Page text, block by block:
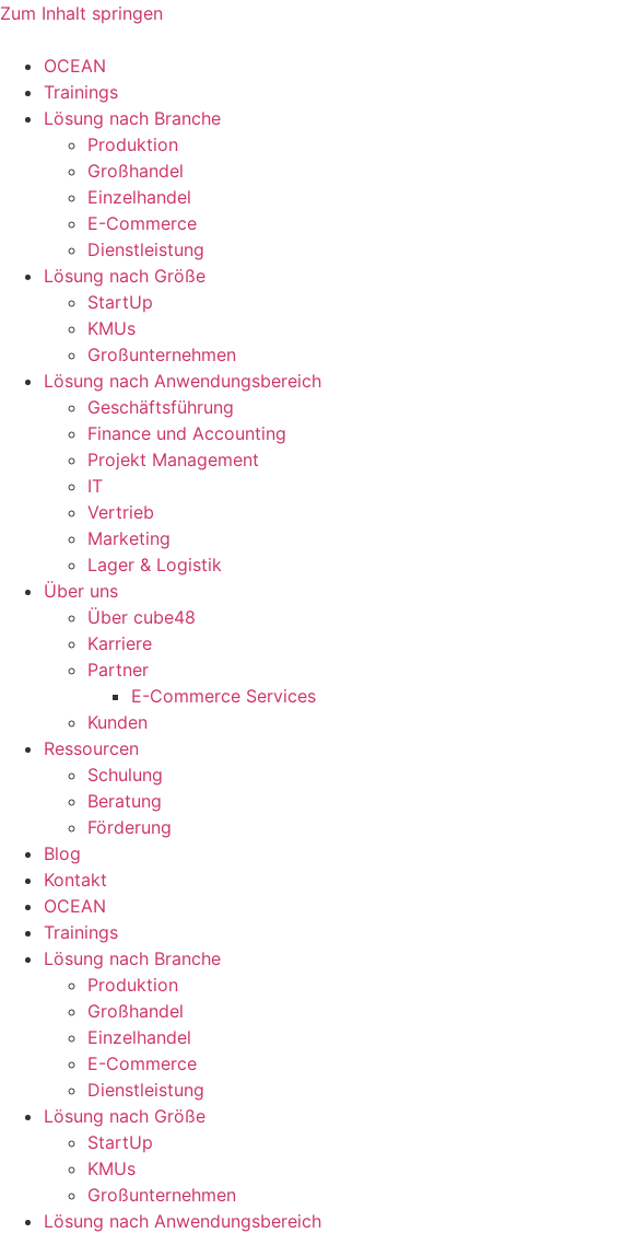
Zum Inhalt springen
OCEAN
Trainings
Lösung nach Branche
Produktion
Großhandel
Einzelhandel
E-Commerce
Dienstleistung
Lösung nach Größe
StartUp
KMUs
Großunternehmen
Lösung nach Anwendungsbereich
Geschäftsführung
Finance und Accounting
Projekt Management
IT
Vertrieb
Marketing
Lager & Logistik
Über uns
Über cube48
Karriere
Partner
E-Commerce Services
Kunden
Ressourcen
Schulung
Beratung
Förderung
Blog
Kontakt
OCEAN
Trainings
Lösung nach Branche
Produktion
Großhandel
Einzelhandel
E-Commerce
Dienstleistung
Lösung nach Größe
StartUp
KMUs
Großunternehmen
Lösung nach Anwendungsbereich